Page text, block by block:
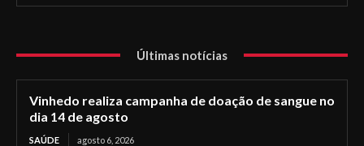
Últimas notícias
Vinhedo realiza campanha de doação de sangue no
dia 14 de agosto
SAÚDE agosto 6, 2026